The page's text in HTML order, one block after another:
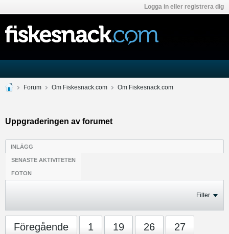
Logga in eller registrera dig
Forum Om Fiskesnack.com Om Fiskesnack.com
Uppgraderingen av forumet
INLÄGG
SENASTE AKTIVITETEN
FOTON
Filter
Föregående 1 19 26 27